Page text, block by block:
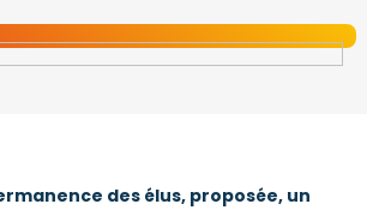
des élus, proposée, un